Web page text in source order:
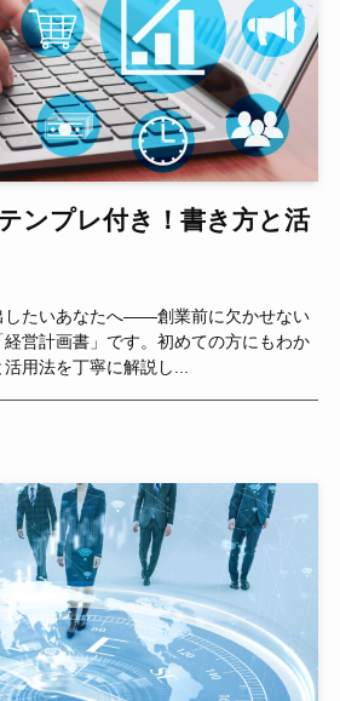
ンプレ付き！書き方と活
したいあなたへ――創業前に欠かせない
営計画書」です。初めての方にもわか
用法を丁寧に解説し...